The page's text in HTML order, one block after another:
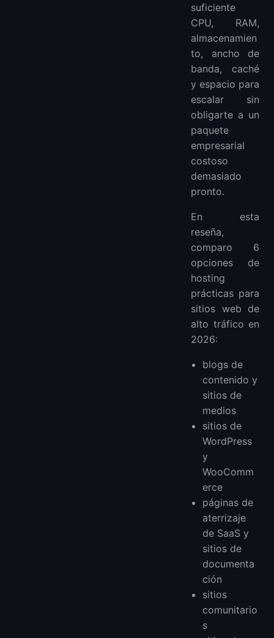
suficiente
CPU, RAM,
almacenamien
to, ancho de
banda, caché
y espacio para
escalar sin
obligarte a un
paquete
empresarial
costoso
demasiado
pronto.
En esta
reseña,
comparo 6
opciones de
hosting
prácticas para
sitios web de
alto tráfico en
2026:
blogs de
contenido y
sitios de
medios
sitios de
WordPress
y
WooComm
erce
páginas de
aterrizaje
de SaaS y
sitios de
documenta
ción
sitios
comunitario
s